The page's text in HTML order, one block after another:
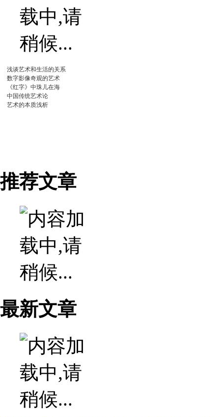
浅谈艺术和生活的关系
数字影像奇观的艺术
《红字》中珠儿在海
中国传统艺术论
艺术的本质浅析
推荐文章
最新文章